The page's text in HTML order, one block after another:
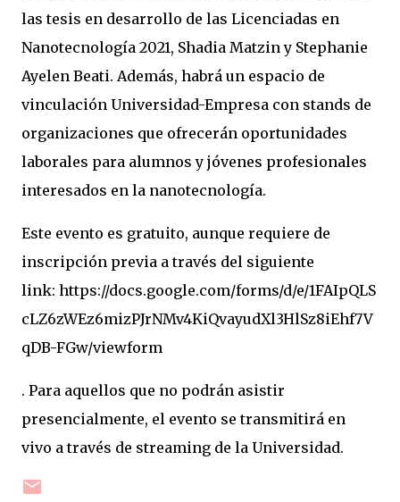
las tesis en desarrollo de las Licenciadas en
Nanotecnología 2021, Shadia Matzin y Stephanie
Ayelen Beati. Además, habrá un espacio de
vinculación Universidad-Empresa con stands de
organizaciones que ofrecerán oportunidades
laborales para alumnos y jóvenes profesionales
interesados en la nanotecnología.
Este evento es gratuito, aunque requiere de
inscripción previa a través del siguiente
link: https://docs.google.com/forms/d/e/1FAIpQLS
cLZ6zWEz6mizPJrNMv4KiQvayudXl3HlSz8iEhf7V
qDB-FGw/viewform
. Para aquellos que no podrán asistir
presencialmente, el evento se transmitirá en
vivo a través de streaming de la Universidad.